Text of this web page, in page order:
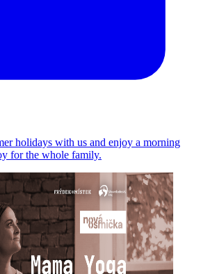
holidays with us and enjoy a morning
for the whole family.